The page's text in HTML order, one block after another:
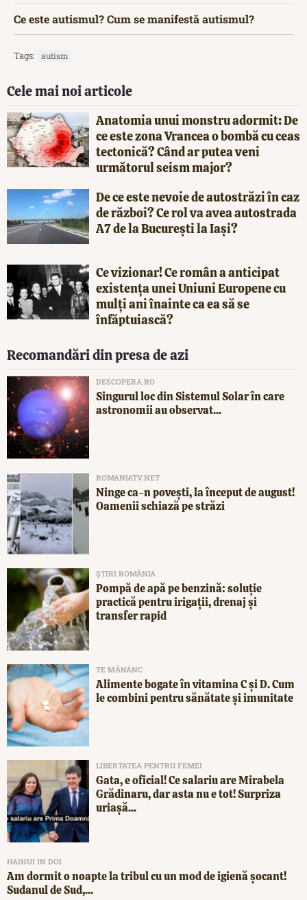
Ce este autismul? Cum se manifestă autismul?
Tags: autism
Cele mai noi articole
Anatomia unui monstru adormit: De
ce este zona Vrancea o bombă cu ceas
tectonică? Când ar putea veni
următorul seism major?
De ce este nevoie de autostrăzi în caz
de război? Ce rol va avea autostrada
A7 de la București la Iași?
Ce vizionar! Ce român a anticipat
existența unei Uniuni Europene cu
mulți ani înainte ca ea să se
înfăptuiască?
Recomandări din presa de azi
DESCOPERA.RO
Singurul loc din Sistemul Solar în care
astronomii au observat...
ROMANIATV.NET
Ninge ca-n povești, la început de august!
Oamenii schiază pe străzi
ȘTIRI ROMÂNIA
Pompă de apă pe benzină: soluție
practică pentru irigații, drenaj și
transfer rapid
TE MĂNÂNC
Alimente bogate în vitamina C și D. Cum
le combini pentru sănătate și imunitate
LIBERTATEA PENTRU FEMEI
Gata, e oficial! Ce salariu are Mirabela
Grădinaru, dar asta nu e tot! Surpriza
uriașă...
HAIHUI IN DOI
Am dormit o noapte la tribul cu un mod de igienă șocant!
Sudanul de Sud,...